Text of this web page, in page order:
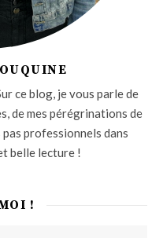
ce blog, je vous parle de
de mes pérégrinations de
professionnels dans
belle lecture !
!